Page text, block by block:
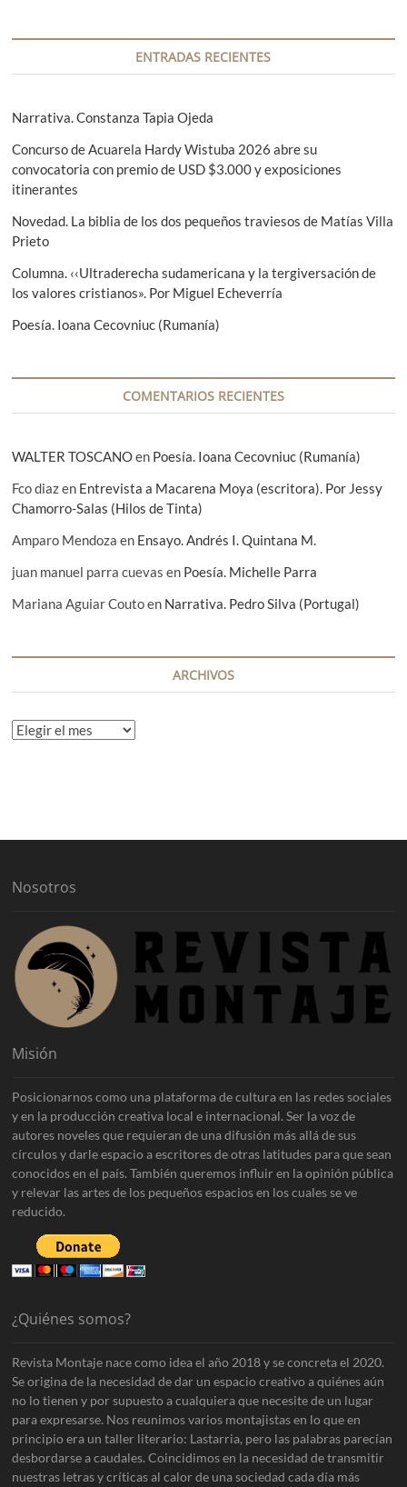
c
n
d
e
e
n
t
r
a
a
s
r
o
:
g
i
n
t
e
ENTRADAS RECIENTES
Narrativa. Constanza Tapia Ojeda
Concurso de Acuarela Hardy Wistuba 2026 abre su
convocatoria con premio de USD $3.000 y exposiciones
itinerantes
Novedad. La biblia de los dos pequeños traviesos de Matías Villa
Prieto
Columna. ‹‹Ultraderecha sudamericana y la tergiversación de
los valores cristianos». Por Miguel Echeverría
Poesía. Ioana Cecovniuc (Rumanía)
COMENTARIOS RECIENTES
WALTER TOSCANOen Poesía. Ioana Cecovniuc (Rumanía)
Fco diazen Entrevista a Macarena Moya (escritora). Por Jessy
Chamorro-Salas (Hilos de Tinta)
Amparo Mendoza en Ensayo. Andrés I. Quintana M.
juan manuel parra cuevas en Poesía. Michelle Parra
Mariana Aguiar Coutoen Narrativa. Pedro Silva (Portugal)
ARCHIVOS
A
Nosotros
Misión
Posicionarnos como una plataforma de cultura en las redes sociales
y en la producción creativa local e internacional. Ser la voz de
autores noveles que requieran de una difusión más allá de sus
círculos y darle espacio a escritores de otras latitudes para que sean
conocidos en el país. También queremos influir en la opinión pública
y relevar las artes de los pequeños espacios en los cuales se ve
reducido.
¿Quiénes somos?
Revista Montaje nace como idea el año 2018 y se concreta el 2020.
Se origina de la necesidad de dar un espacio creativo a quiénes aún
no lo tienen y por supuesto a cualquiera que necesite de un lugar
para expresarse. Nos reunimos varios montajistas en lo que en
principio era un taller literario: Lastarria, pero las palabras parecían
desbordarse a caudales. Coincidimos en la necesidad de transmitir
nuestras letras y críticas al calor de una sociedad cada día más